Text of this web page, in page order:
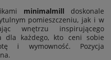
minimalmill doskonale
pomieszczeniu, jak i w
wnętrzu inspirującego
dla każdego, kto ceni sobie
i wymowność. Pozycja